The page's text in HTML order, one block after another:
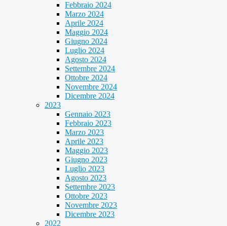
Febbraio 2024
Marzo 2024
Aprile 2024
Maggio 2024
Giugno 2024
Luglio 2024
Agosto 2024
Settembre 2024
Ottobre 2024
Novembre 2024
Dicembre 2024
2023
Gennaio 2023
Febbraio 2023
Marzo 2023
Aprile 2023
Maggio 2023
Giugno 2023
Luglio 2023
Agosto 2023
Settembre 2023
Ottobre 2023
Novembre 2023
Dicembre 2023
2022